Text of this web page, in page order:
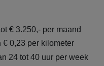
€ 3.250,- per maand
€ 0,23 per kilometer
24 tot 40 uur per week